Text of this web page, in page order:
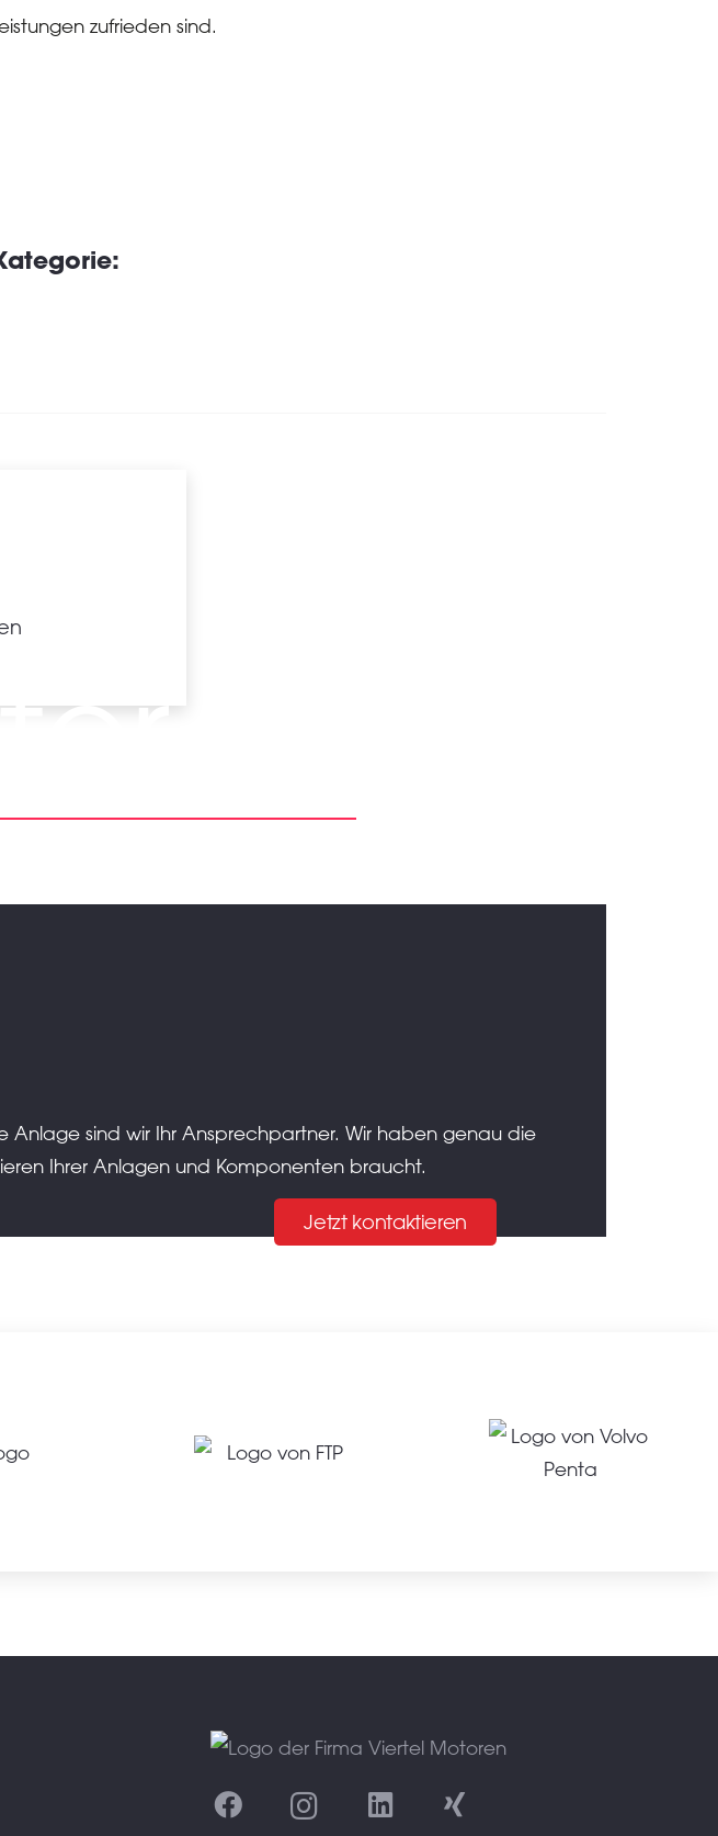
zufrieden sind.
Anlage sind wir Ihr Ansprechpartner. Wir haben genau die
Ihrer Anlagen und Komponenten braucht.
Jetzt kontaktieren